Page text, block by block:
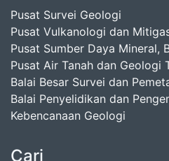
Pusat Survei Geologi
Pusat Vulkanologi dan
Pusat Sumber Daya Mineral,
Pusat Air Tanah dan Geologi
Balai Besar Survei dan
Balai Penyelidikan dan
Kebencanaan Geologi
Cari